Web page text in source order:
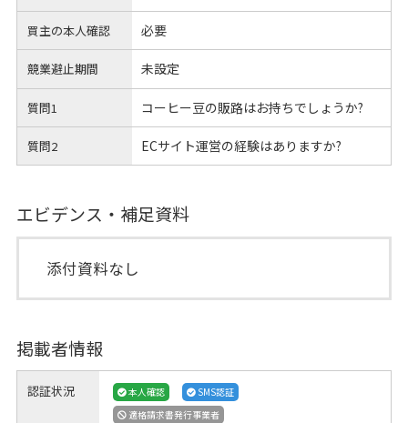
買主の本人確認 必要
競業避止期間 未設定
質問1 コーヒー豆の販路はお持ちでしょうか?
質問2 ECサイト運営の経験はありますか?
エビデンス・補足資料
添付資料なし
掲載者情報
認証状況 本人確認
SMS認証
適格請求書発行事業者